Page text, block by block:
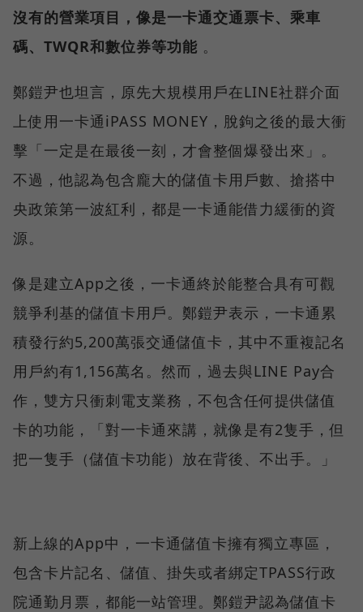
沒有的營業項目，像是一卡通交通票卡、乘車
碼、TWQR和數位券等功能 。
鄭鎧尹也坦言，原先大規模用戶在LINE社群介面
上使用一卡通iPASS MONEY，脫鉤之後的最大衝
擊「一定是在最後一刻，才會整個爆發出來」。
不過，他認為包含龐大的儲值卡用戶數、搶搭中
央政策第一波紅利，都是一卡通能借力緩衝的資
源。
像是建立App之後，一卡通終於能整合具有可觀
競爭利基的儲值卡用戶。鄭鎧尹表示，一卡通累
積發行約5,200萬張交通儲值卡，其中不重複記名
用戶約有1,156萬名。然而，過去與LINE Pay合
作，雙方只衝刺電支業務，不包含任何提供儲值
卡的功能，「對一卡通來講，就像是有2隻手，但
把一隻手（儲值卡功能）放在背後、不出手。」
新上線的App中，一卡通儲值卡擁有獨立專區，
包含卡片記名、儲值、掛失或者綁定TPASS行政
院通勤月票，都能一站管理。鄭鎧尹認為儲值卡